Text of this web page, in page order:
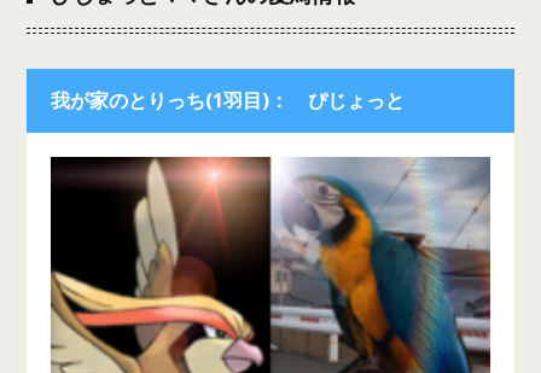
我が家のとりっち(1羽目)： ぴじょっと